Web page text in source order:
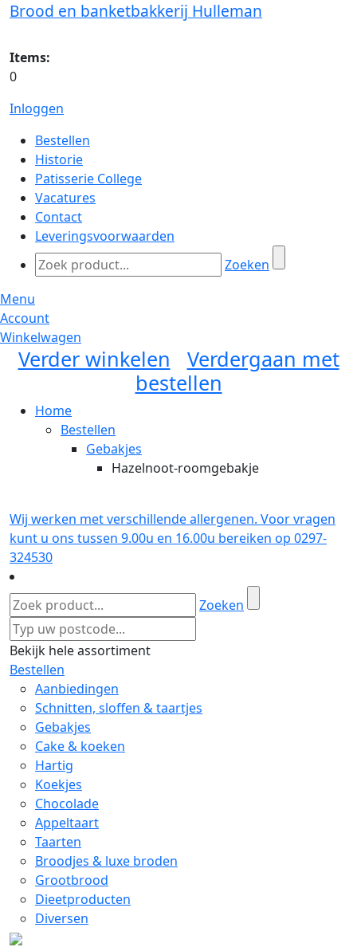
Brood en banketbakkerij Hulleman
Items:
0
Inloggen
Bestellen
Historie
Patisserie College
Vacatures
Contact
Leveringsvoorwaarden
Zoeken
Menu
Account
Winkelwagen
Verder winkelen
Verdergaan met
bestellen
Home
Bestellen
Gebakjes
Hazelnoot-roomgebakje
Wij werken met verschillende allergenen. Voor vragen
kunt u ons tussen 9.00u en 16.00u bereiken op 0297-
324530
Zoeken
Bekijk hele assortiment
Bestellen
Aanbiedingen
Schnitten, sloffen & taartjes
Gebakjes
Cake & koeken
Hartig
Koekjes
Chocolade
Appeltaart
Taarten
Broodjes & luxe broden
Grootbrood
Dieetproducten
Diversen